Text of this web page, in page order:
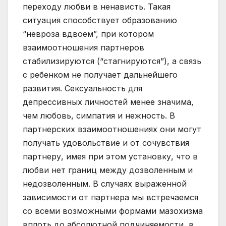
переходу любви в ненависть. Такая
ситуация способствует образованию
“невроза вдвоем”, при котором
взаимоотношения партнеров
стабилизируются (“стагнируются”), а связь
с ребенком не получает дальнейшего
развития. Сексуальность для
депрессивных личностей менее значима,
чем любовь, симпатия и нежность. В
партнерских взаимоотношениях они могут
получать удовольствие и от сочувствия
партнеру, имея при этом установку, что в
любви нет границ между дозволенным и
недозволенным. В случаях выраженной
зависимости от партнера мы встречаемся
со всеми возможными формами мазохизма